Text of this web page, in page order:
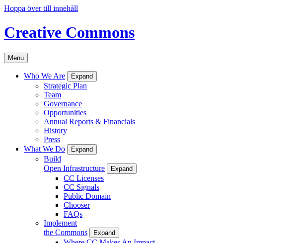
Hoppa över till innehåll
Creative Commons
Menu
Who We Are Expand
Strategic Plan
Team
Governance
Opportunities
Annual Reports & Financials
History
Press
What We Do
Expand
Build
Open Infrastructure
Expand
CC Licenses
CC Signals
Public Domain
Chooser
FAQs
Implement
the Commons
Expand